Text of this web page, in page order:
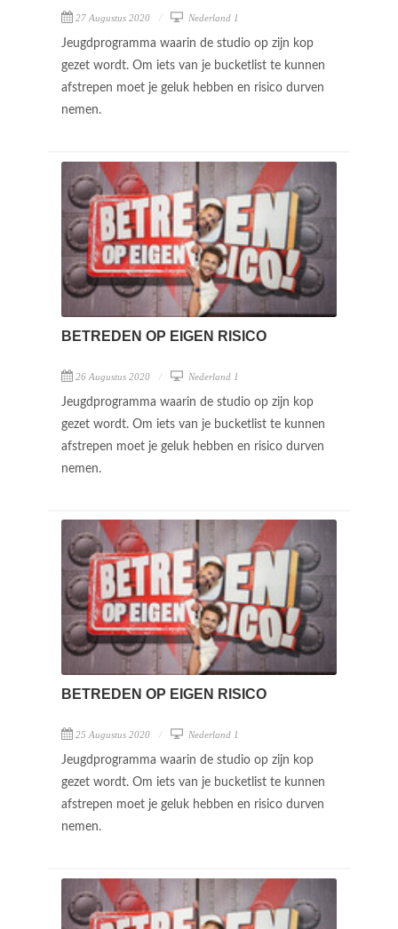
27 Augustus 2020 Nederland 1
Jeugdprogramma waarin de studio op zijn kop
gezet wordt. Om iets van je bucketlist te kunnen
afstrepen moet je geluk hebben en risico durven
nemen.
BETREDEN OP EIGEN RISICO
26 Augustus 2020 Nederland 1
Jeugdprogramma waarin de studio op zijn kop
gezet wordt. Om iets van je bucketlist te kunnen
afstrepen moet je geluk hebben en risico durven
nemen.
BETREDEN OP EIGEN RISICO
25 Augustus 2020 Nederland 1
Jeugdprogramma waarin de studio op zijn kop
gezet wordt. Om iets van je bucketlist te kunnen
afstrepen moet je geluk hebben en risico durven
nemen.